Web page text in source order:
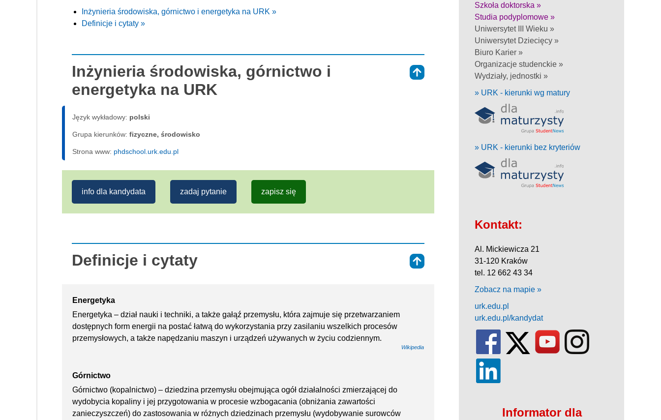
Inżynieria środowiska, górnictwo i energetyka na URK »
Definicje i cytaty »
Inżynieria środowiska, górnictwo i
energetyka na URK
Język wykładowy: polski
Grupa kierunków: fizyczne, środowisko
Strona www: phdschool.urk.edu.pl
info dla kandydata zadaj pytanie zapisz się
Definicje i cytaty
Energetyka
Energetyka – dział nauki i techniki, a także gałąź przemysłu, która zajmuje się przetwarzaniem
dostępnych form energii na postać łatwą do wykorzystania przy zasilaniu wszelkich procesów
przemysłowych, a także napędzaniu maszyn i urządzeń używanych w życiu codziennym.
Wikipedia
Górnictwo
Górnictwo (kopalnictwo) – dziedzina przemysłu obejmująca ogół działalności zmierzającej do
wydobycia kopaliny i jej przygotowania w procesie wzbogacania (obniżania zawartości
zanieczyszczeń) do zastosowania w różnych dziedzinach przemysłu (wydobywanie surowców
Szkoła doktorska »
Studia podyplomowe »
Uniwersytet III Wieku »
Uniwersytet Dziecięcy »
Biuro Karier »
Organizacje studenckie »
Wydziały, jednostki »
» URK - kierunki wg matury
» URK - kierunki bez kryteriów
Kontakt:
Al. Mickiewicza 21
31-120 Kraków
tel. 12 662 43 34
Zobacz na mapie »
urk.edu.pl
urk.edu.pl/kandydat
Informator dla